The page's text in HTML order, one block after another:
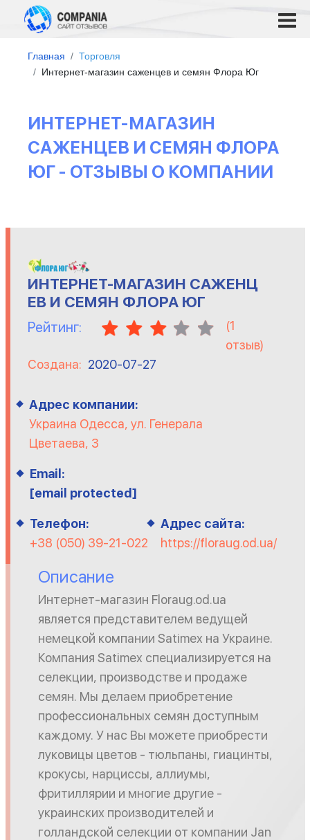
Главная
Торговля
Интернет-магазин саженцев и семян Флора Юг
ИНТЕРНЕТ-МАГАЗИН
САЖЕНЦЕВ И СЕМЯН ФЛОРА
ЮГ - ОТЗЫВЫ О КОМПАНИИ
ИНТЕРНЕТ-МАГАЗИН САЖЕНЦ
ЕВ И СЕМЯН ФЛОРА ЮГ
Рейтинг: (1
отзыв)
Создана: 2020-07-27
Адрес компании:
Украина Одесса, ул. Генерала
Цветаева, 3
Email:
[email protected]
Телефон:
+38 (050) 39-21-022
Адрес сайта:
https://floraug.od.ua/
Описание
Интернет-магазин Floraug.od.ua
является представителем ведущей
немецкой компании Satimex на Украине.
Компания Satimex специализируется на
селекции, производстве и продаже
семян. Мы делаем приобретение
профессиональных семян доступным
каждому. У нас Вы можете приобрести
луковицы цветов - тюльпаны, гиацинты,
крокусы, нарциссы, аллиумы,
фритиллярии и многие другие -
украинских производителей и
голландской селекции от компании Jan